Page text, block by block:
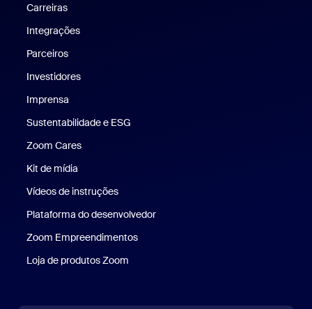
Carreiras
Integrações
Parceiros
Investidores
Imprensa
Sustentabilidade e ESG
Zoom Cares
Kit de mídia
Vídeos de instruções
Plataforma do desenvolvedor
Zoom Empreendimentos
Loja de produtos Zoom